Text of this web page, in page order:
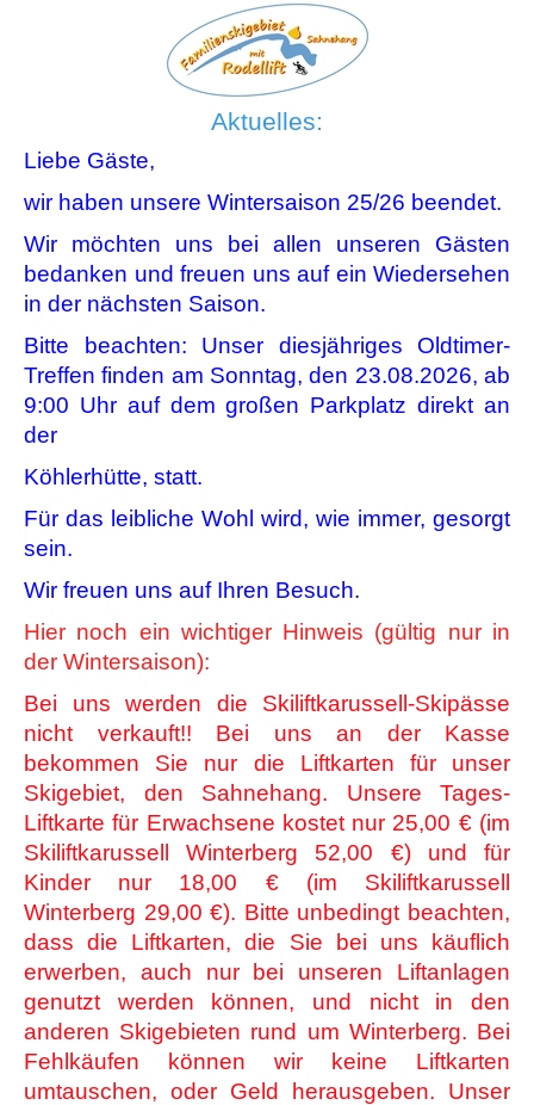
Aktuelles:
Liebe Gäste,
wir haben unsere Wintersaison 25/26 beendet.
Wir möchten uns bei allen unseren Gästen
bedanken und freuen uns auf ein Wiedersehen
in der nächsten Saison.
Bitte beachten: Unser diesjähriges Oldtimer-
Treffen finden am Sonntag, den 23.08.2026, ab
9:00 Uhr auf dem großen Parkplatz direkt an
der
Köhlerhütte, statt.
Für das leibliche Wohl wird, wie immer, gesorgt
sein.
Wir freuen uns auf Ihren Besuch.
Hier noch ein wichtiger Hinweis (gültig nur in
der Wintersaison):
Bei uns werden die Skiliftkarussell-Skipässe
nicht verkauft!! Bei uns an der Kasse
bekommen Sie nur die Liftkarten für unser
Skigebiet, den Sahnehang. Unsere Tages-
Liftkarte für Erwachsene kostet nur 25,00 € (im
Skiliftkarussell Winterberg 52,00 €) und für
Kinder nur 18,00 € (im Skiliftkarussell
Winterberg 29,00 €). Bitte unbedingt beachten,
dass die Liftkarten, die Sie bei uns käuflich
erwerben, auch nur bei unseren Liftanlagen
genutzt werden können, und nicht in den
anderen Skigebieten rund um Winterberg. Bei
Fehlkäufen können wir keine Liftkarten
umtauschen, oder Geld herausgeben. Unser